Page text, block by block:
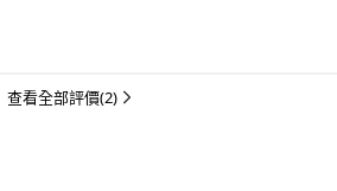
查看全部評價(2)